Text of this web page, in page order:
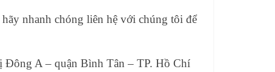
nhanh chóng liên hệ với chúng tôi để
A – quận Bình Tân – TP. Hồ Chí